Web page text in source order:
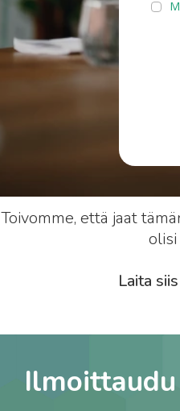
Toivomme, että jaat
Laita